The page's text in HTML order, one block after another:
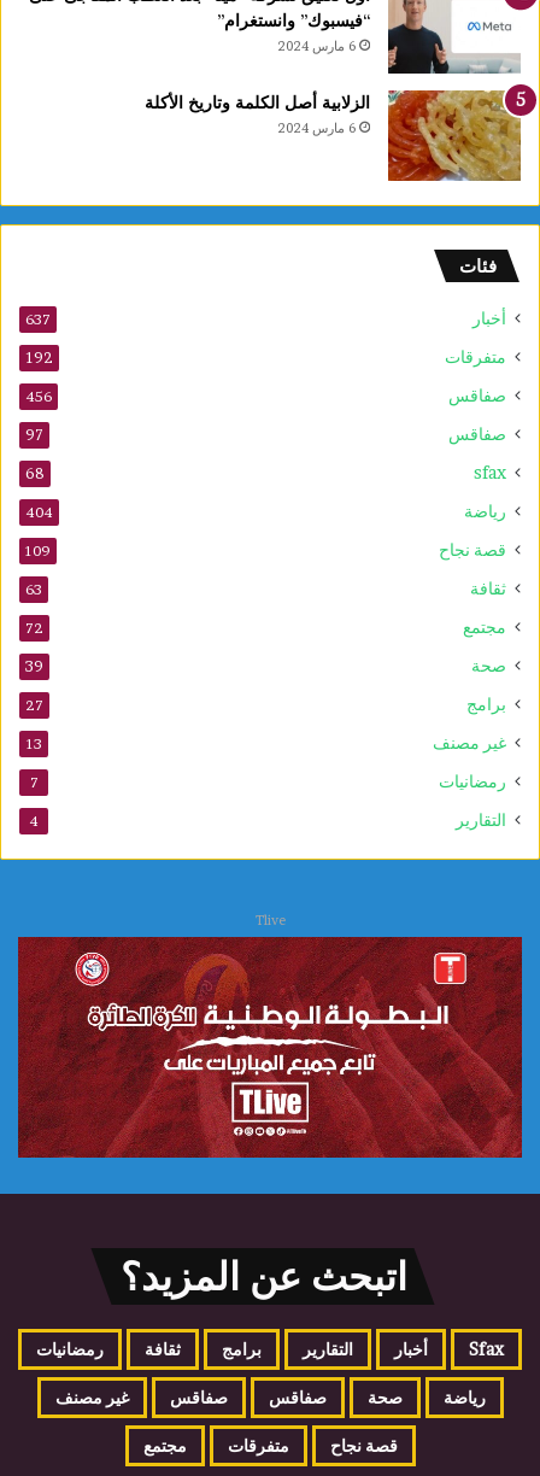
“فيسبوك” وانستغرام”
6 مارس 2024
الزلابية أصل الكلمة وتاريخ الأكلة
6 مارس 2024
فئات
أخبار 637
متفرقات 192
صفاقس 456
صفاقس 97
sfax
68
رياضة 404
قصة نجاح 109
ثقافة 63
مجتمع 72
صحة 39
برامج 27
غير مصنف 13
رمضانيات 7
التقارير 4
Tlive
اتبحث عن المزيد؟
Sfax أخبار التقارير برامج ثقافة رمضانيات
رياضة صحة صفاقس صفاقس غير مصنف
قصة نجاح متفرقات مجتمع